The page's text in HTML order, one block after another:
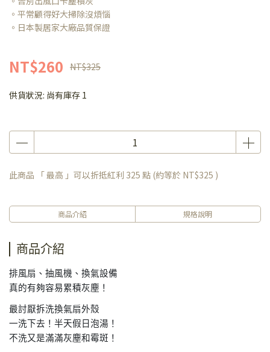
。平常顧得好大掃除沒煩惱
。日本製居家大廠品質保證
NT$260 NT$325
供貨狀況: 尚有庫存 1
此商品 「 最高 」可以折抵紅利 325 點 (約等於 NT$325 )
商品介紹 規格說明
商品介紹
排風扇、抽風機、換氣設備
真的有夠容易累積灰塵！
最討厭拆洗換氣扇外殼
一洗下去！半天假日泡湯！
不洗又是滿滿灰塵和霉斑！